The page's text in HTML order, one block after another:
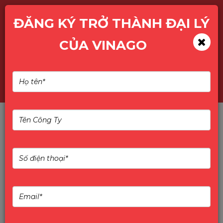
ZOTAC
ĐĂNG KÝ TRỞ THÀNH ĐẠI LÝ
CỦA VINAGO